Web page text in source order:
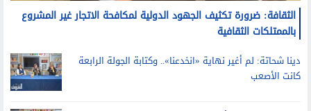
الثقافة: ضرورة تكثيف الجهود الدولية لمكافحة الاتجار غير المشروع
بالممتلكات الثقافية
دينا شحاتة: لم أغير نهاية «انخدعنا».. وكتابة الجولة الرابعة
كانت الأصعب